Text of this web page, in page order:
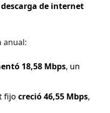
de internet
anual:
18,58 Mbps, un
fijo creció 46,55 Mbps,